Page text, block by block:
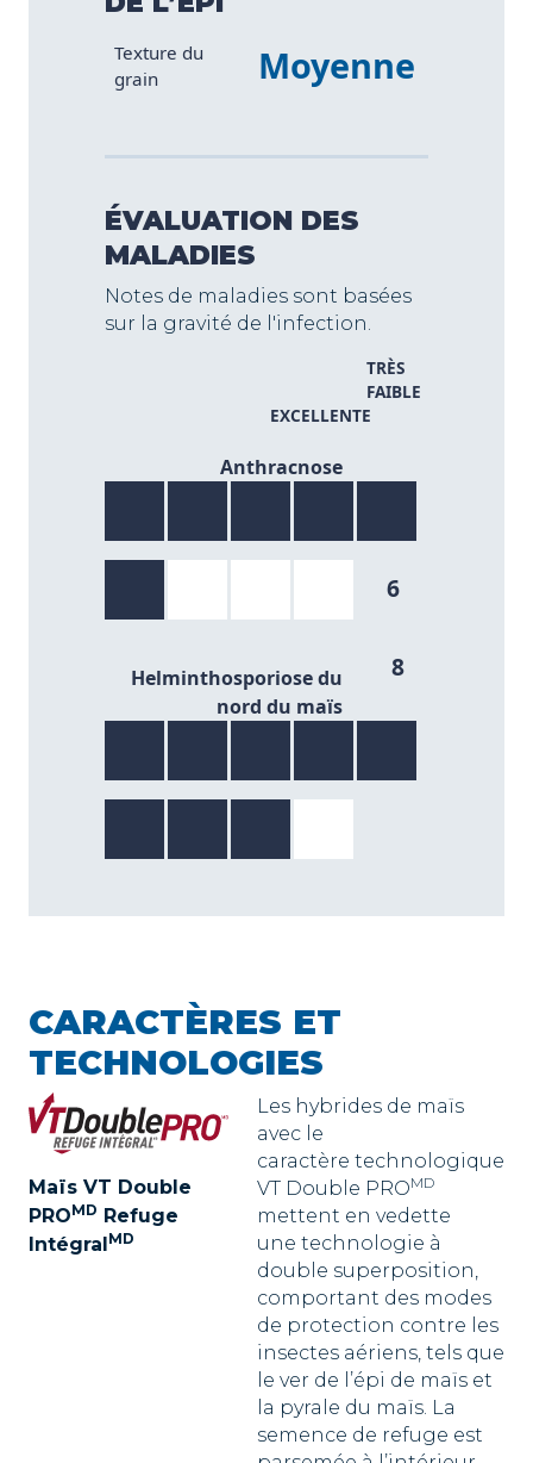
Caractéristique Valeur
Texture du
grain
Moyenne
ÉVALUATION DES
MALADIES
Notes de maladies sont basées
sur la gravité de l'infection.
TRÈS
FAIBLE
EXCELLENTE
Anthracnose
6
Helminthosporiose du
nord du maïs
8
CARACTÈRES ET
TECHNOLOGIES
Maïs VT Double
PROMD Refuge
Intégral MD
Les hybrides de maïs
avec le
caractère technologique
VT Double PROMD
mettent en vedette
une technologie à
double superposition,
comportant des modes
de protection contre les
insectes aériens, tels que
le ver de l’épi de maïs et
la pyrale du maïs. La
semence de refuge est